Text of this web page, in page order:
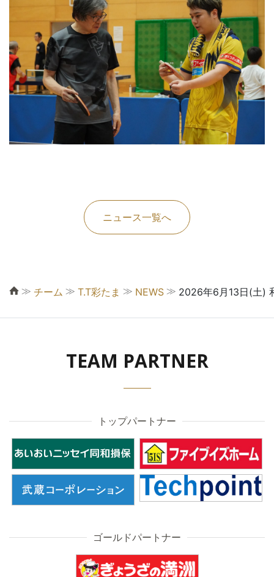
ニュース一覧へ
≫ チーム ≫ T.T彩たま ≫ NEWS ≫ 2026年6月13日(土)
TEAM PARTNER
トップパートナー
ゴールドパートナー